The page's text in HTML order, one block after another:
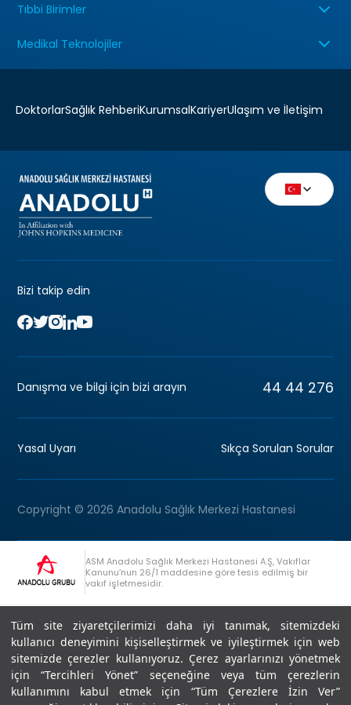
Tüm site ziyaretçilerimizi daha iyi tanımak, sitemizdeki
kullanıcı deneyimini kişiselleştirmek ve iyileştirmek için web
sitemizde çerezler kullanıyoruz. Çerez ayarlarınızı yönetmek
için “Tercihleri Yönet” seçeneğine veya tüm çerezlerin
kullanımını kabul etmek için “Tüm Çerezlere İzin Ver”
Tıbbi Birimler
Medikal Teknolojiler
DoktorlarSağlık RehberiKurumsalKariyerUlaşım ve İletişim
Bizi takip edin
Danışma ve bilgi için bizi arayın 44 44 276
Yasal Uyarı Sıkça Sorulan Sorular
Copyright © 2026 Anadolu Sağlık Merkezi Hastanesi
ASM Anadolu Sağlık Merkezi Hastanesi A.Ş, Vakıflar
Kanunu’nun 26/1 maddesine göre tesis edilmiş bir
vakıf işletmesidir.
Anadolu Grubu Danışma Hattı +90 (262) 678 54 00